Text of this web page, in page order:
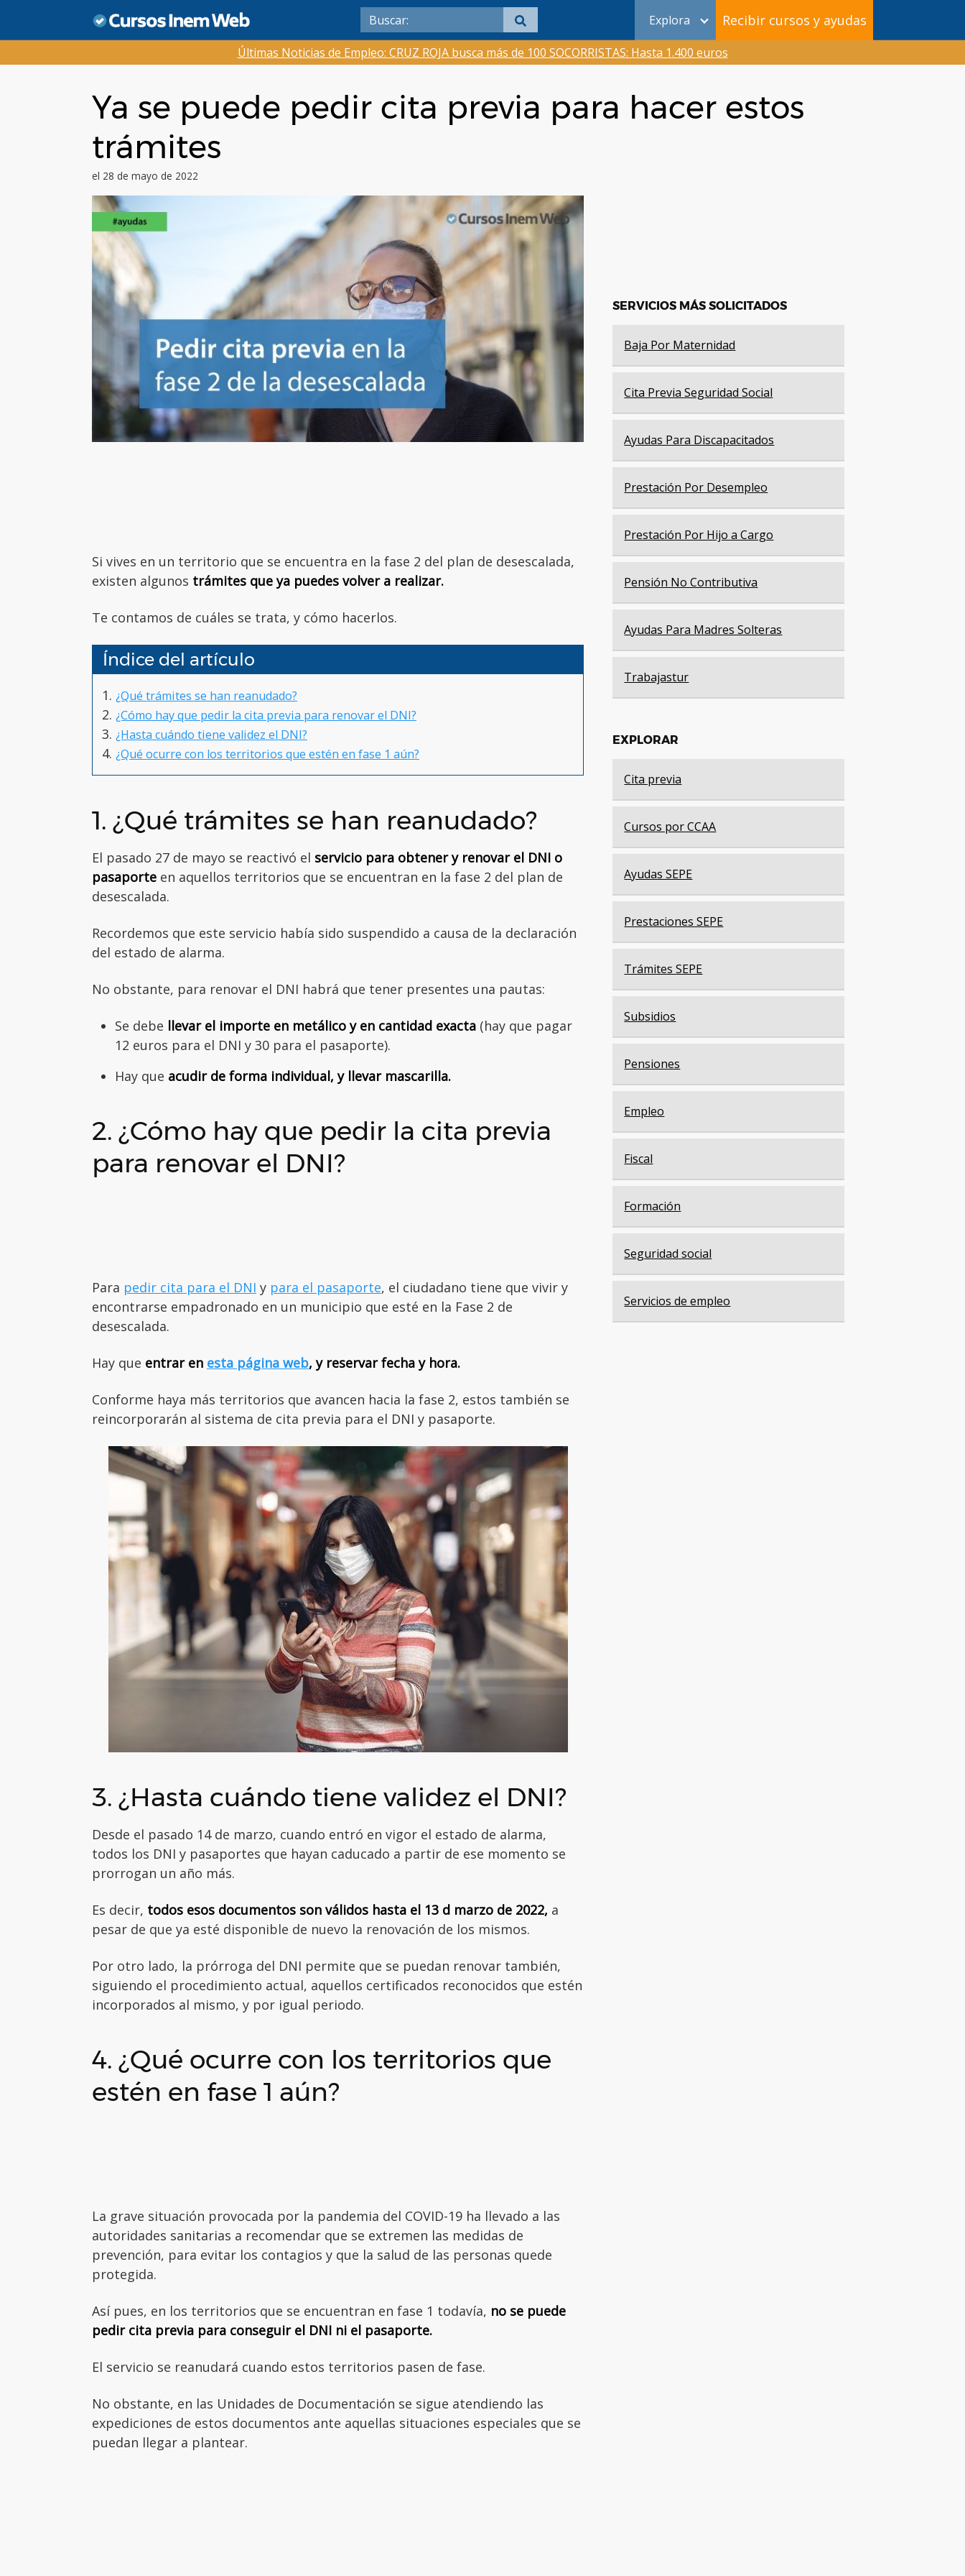
contenido
Explora Recibir cursos y ayudas
Últimas Noticias de Empleo: CRUZ ROJA busca más de 100 SOCORRISTAS: Hasta 1.400 euros
Ya se puede pedir cita previa para hacer estos
trámites
el 28 de mayo de 2022
Si vives en un territorio que se encuentra en la fase 2 del plan de desescalada,
existen algunos trámites que ya puedes volver a realizar.
Te contamos de cuáles se trata, y cómo hacerlos.
Índice del artículo
¿Qué trámites se han reanudado?
¿Cómo hay que pedir la cita previa para renovar el DNI?
¿Hasta cuándo tiene validez el DNI?
¿Qué ocurre con los territorios que estén en fase 1 aún?
1. ¿Qué trámites se han reanudado?
El pasado 27 de mayo se reactivó el servicio para obtener y renovar el DNI o
pasaporte en aquellos territorios que se encuentran en la fase 2 del plan de
desescalada.
Recordemos que este servicio había sido suspendido a causa de la declaración
del estado de alarma.
No obstante, para renovar el DNI habrá que tener presentes una pautas:
Se debe llevar el importe en metálico y en cantidad exacta (hay que pagar
12 euros para el DNI y 30 para el pasaporte).
Hay que acudir de forma individual, y llevar mascarilla.
2. ¿Cómo hay que pedir la cita previa
para renovar el DNI?
Para pedir cita para el DNI y para el pasaporte, el ciudadano tiene que vivir y
encontrarse empadronado en un municipio que esté en la Fase 2 de
desescalada.
Hay que entrar en esta página web, y reservar fecha y hora.
Conforme haya más territorios que avancen hacia la fase 2, estos también se
reincorporarán al sistema de cita previa para el DNI y pasaporte.
3. ¿Hasta cuándo tiene validez el DNI?
Desde el pasado 14 de marzo, cuando entró en vigor el estado de alarma,
todos los DNI y pasaportes que hayan caducado a partir de ese momento se
prorrogan un año más.
Es decir, todos esos documentos son válidos hasta el 13 d marzo de 2022, a
pesar de que ya esté disponible de nuevo la renovación de los mismos.
Por otro lado, la prórroga del DNI permite que se puedan renovar también,
siguiendo el procedimiento actual, aquellos certificados reconocidos que estén
incorporados al mismo, y por igual periodo.
4. ¿Qué ocurre con los territorios que
estén en fase 1 aún?
La grave situación provocada por la pandemia del COVID-19 ha llevado a las
autoridades sanitarias a recomendar que se extremen las medidas de
prevención, para evitar los contagios y que la salud de las personas quede
protegida.
Así pues, en los territorios que se encuentran en fase 1 todavía, no se puede
pedir cita previa para conseguir el DNI ni el pasaporte.
El servicio se reanudará cuando estos territorios pasen de fase.
No obstante, en las Unidades de Documentación se sigue atendiendo las
expediciones de estos documentos ante aquellas situaciones especiales que se
puedan llegar a plantear.
SERVICIOS MÁS SOLICITADOS
Baja Por Maternidad
Cita Previa Seguridad Social
Ayudas Para Discapacitados
Prestación Por Desempleo
Prestación Por Hijo a Cargo
Pensión No Contributiva
Ayudas Para Madres Solteras
Trabajastur
EXPLORAR
Cita previa
Cursos por CCAA
Ayudas SEPE
Prestaciones SEPE
Trámites SEPE
Subsidios
Pensiones
Empleo
Fiscal
Formación
Seguridad social
Servicios de empleo